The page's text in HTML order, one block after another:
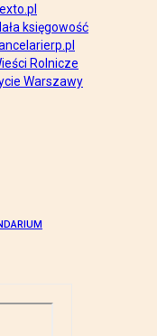
księgowość
Rolnicze
Warszawy